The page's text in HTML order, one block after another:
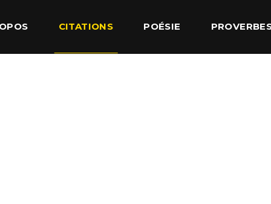
CITATIONS POÉSIE